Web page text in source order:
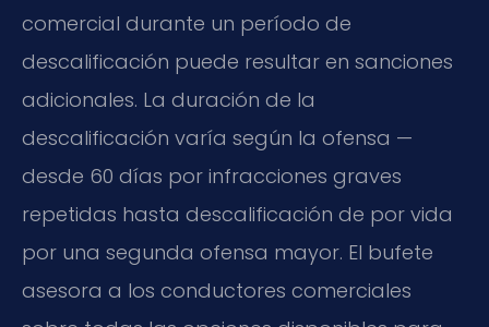
comercial durante un período de
descalificación puede resultar en sanciones
adicionales. La duración de la
descalificación varía según la ofensa —
desde 60 días por infracciones graves
repetidas hasta descalificación de por vida
por una segunda ofensa mayor. El bufete
asesora a los conductores comerciales